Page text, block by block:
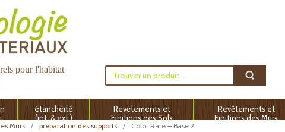
pour l'habitat
étanchéité
(int. & ext.)
Revêtements et
Finitions des Sols
Revêtements et
Finitions des Murs
Murs préparation des supports Color Rare – Base 2